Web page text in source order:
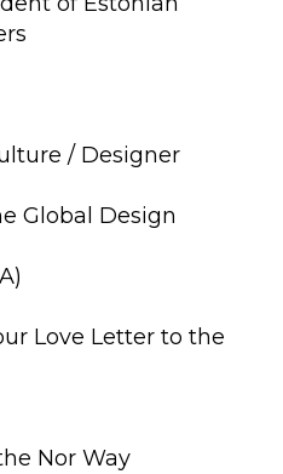
/ Designer
Global Design
Love Letter to the
Nor Way